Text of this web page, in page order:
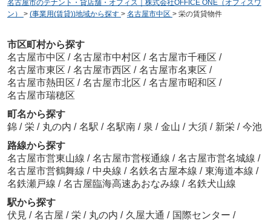
名古屋市のテナント・貸店舗・オフィス｜株式会社OFFICE ONE（オフィスワ
ン）
> (事業用(賃貸))地域から探す > 名古屋市中区 > 栄の賃貸物件
市区町村から探す
名古屋市中区 / 名古屋市中村区 / 名古屋市千種区 /
名古屋市東区 / 名古屋市西区 / 名古屋市名東区 /
名古屋市熱田区 / 名古屋市北区 / 名古屋市昭和区 /
名古屋市瑞穂区
町名から探す
錦 / 栄 / 丸の内 / 名駅 / 名駅南 / 泉 / 金山 / 大須 / 新栄 / 今池
路線から探す
名古屋市営東山線 / 名古屋市営桜通線 / 名古屋市営名城線 /
名古屋市営鶴舞線 / 中央線 / 名鉄名古屋本線 / 東海道本線 /
名鉄瀬戸線 / 名古屋臨海高速あおなみ線 / 名鉄犬山線
駅から探す
伏見 / 名古屋 / 栄 / 丸の内 / 久屋大通 / 国際センター /